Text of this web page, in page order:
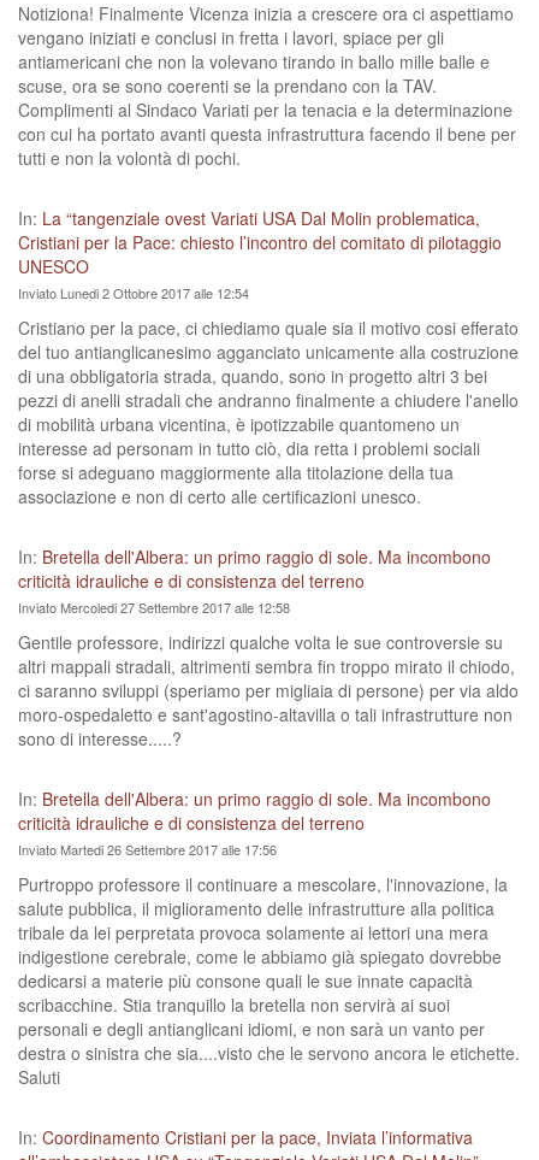
Notiziona! Finalmente Vicenza inizia a crescere ora ci aspettiamo
vengano iniziati e conclusi in fretta i lavori, spiace per gli
antiamericani che non la volevano tirando in ballo mille balle e
scuse, ora se sono coerenti se la prendano con la TAV.
Complimenti al Sindaco Variati per la tenacia e la determinazione
con cui ha portato avanti questa infrastruttura facendo il bene per
tutti e non la volontà di pochi.
In: La “tangenziale ovest Variati USA Dal Molin problematica,
Cristiani per la Pace: chiesto l’incontro del comitato di pilotaggio
UNESCO
Inviato Lunedi 2 Ottobre 2017 alle 12:54
Cristiano per la pace, ci chiediamo quale sia il motivo cosi efferato
del tuo antianglicanesimo agganciato unicamente alla costruzione
di una obbligatoria strada, quando, sono in progetto altri 3 bei
pezzi di anelli stradali che andranno finalmente a chiudere l'anello
di mobilità urbana vicentina, è ipotizzabile quantomeno un
interesse ad personam in tutto ciò, dia retta i problemi sociali
forse si adeguano maggiormente alla titolazione della tua
associazione e non di certo alle certificazioni unesco.
In: Bretella dell'Albera: un primo raggio di sole. Ma incombono
criticità idrauliche e di consistenza del terreno
Inviato Mercoledi 27 Settembre 2017 alle 12:58
Gentile professore, indirizzi qualche volta le sue controversie su
altri mappali stradali, altrimenti sembra fin troppo mirato il chiodo,
ci saranno sviluppi (speriamo per migliaia di persone) per via aldo
moro-ospedaletto e sant'agostino-altavilla o tali infrastrutture non
sono di interesse.....?
In: Bretella dell'Albera: un primo raggio di sole. Ma incombono
criticità idrauliche e di consistenza del terreno
Inviato Martedi 26 Settembre 2017 alle 17:56
Purtroppo professore il continuare a mescolare, l'innovazione, la
salute pubblica, il miglioramento delle infrastrutture alla politica
tribale da lei perpretata provoca solamente ai lettori una mera
indigestione cerebrale, come le abbiamo già spiegato dovrebbe
dedicarsi a materie più consone quali le sue innate capacità
scribacchine. Stia tranquillo la bretella non servirà ai suoi
personali e degli antianglicani idiomi, e non sarà un vanto per
destra o sinistra che sia....visto che le servono ancora le etichette.
Saluti
In: Coordinamento Cristiani per la pace, Inviata l’informativa